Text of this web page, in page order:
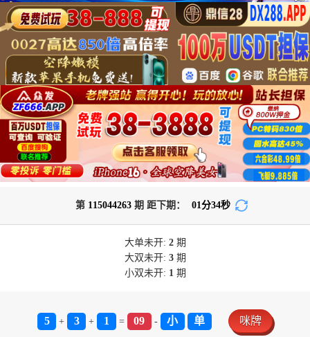
第 115044263期 距下期： 01 分33秒
大单未开: 2期
大双未开: 3期
小双未开: 1 期
5 + 3 + 1 = 09 - 小 单 咪牌